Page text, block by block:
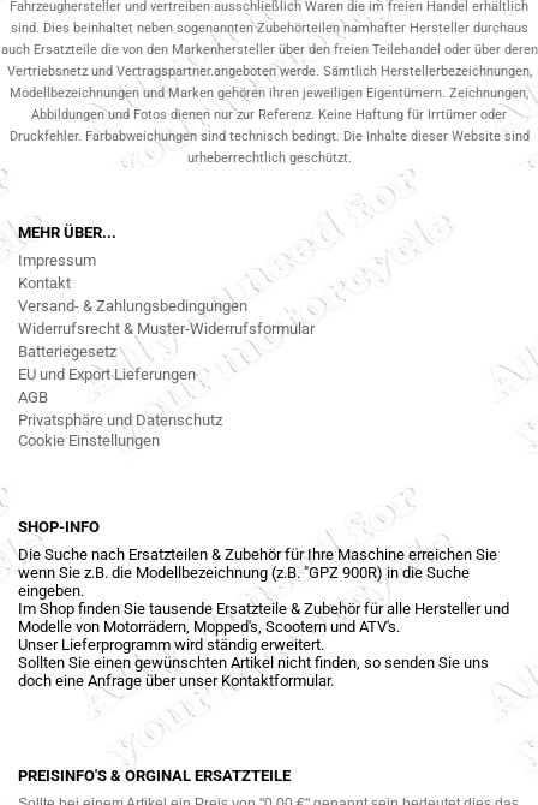
Fahrzeughersteller und vertreiben ausschließlich Waren die im freien Handel erhältlich
sind. Dies beinhaltet neben sogenannten Zubehörteilen namhafter Hersteller durchaus
auch Ersatzteile die von den Markenhersteller über den freien Teilehandel oder über deren
Vertriebsnetz und Vertragspartner.angeboten werde. Sämtlich Herstellerbezeichnungen,
Modellbezeichnungen und Marken gehören ihren jeweiligen Eigentümern. Zeichnungen,
Abbildungen und Fotos dienen nur zur Referenz. Keine Haftung für Irrtümer oder
Druckfehler. Farbabweichungen sind technisch bedingt. Die Inhalte dieser Website sind
urheberrechtlich geschützt.
MEHR ÜBER...
Impressum
Kontakt
Versand- & Zahlungsbedingungen
Widerrufsrecht & Muster-Widerrufsformular
Batteriegesetz
EU und Export Lieferungen
AGB
Privatsphäre und Datenschutz
Cookie Einstellungen
SHOP-INFO
Die Suche nach Ersatzteilen & Zubehör für Ihre Maschine erreichen Sie
wenn Sie z.B. die Modellbezeichnung (z.B. "GPZ 900R) in die Suche
eingeben.
Im Shop finden Sie tausende Ersatzteile & Zubehör für alle Hersteller und
Modelle von Motorrädern, Mopped's, Scootern und ATV's.
Unser Lieferprogramm wird ständig erweitert.
Sollten Sie einen gewünschten Artikel nicht finden, so senden Sie uns
doch eine Anfrage über unser Kontaktformular.
PREISINFO'S & ORGINAL ERSATZTEILE